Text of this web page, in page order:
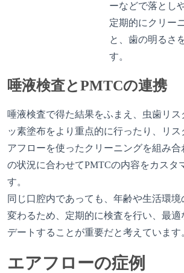
ーなどで落とし
定期的にクリー
と、歯の明るさ
す。
唾液検査とPMTCの連携
唾液検査で得た結果をふまえ、虫歯リス
ッ素塗布をより重点的に行ったり、リ
アフローを使ったクリーニングを組み合
の状況に合わせてPMTCの内容をカスタ
す。
同じ口腔内であっても、年齢や生活環
変わるため、定期的に検査を行い、最
デートすることが重要だと考えています
エアフローの症例